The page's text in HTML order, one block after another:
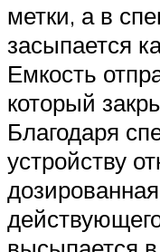
метки, а в
засыпается
Емкость
который
Благодаря
устройству